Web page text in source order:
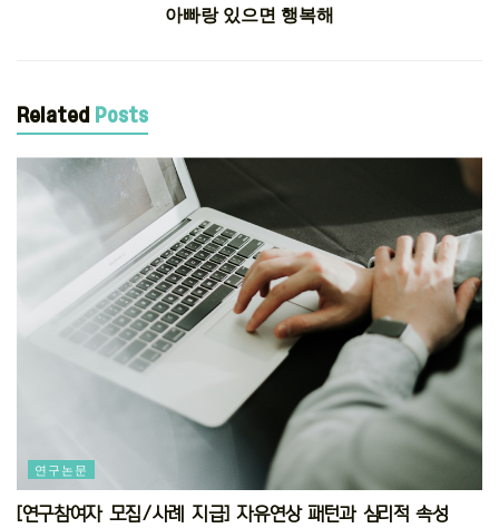
아빠랑 있으면 행복해
Related Posts
연구논문
[연구참여자 모집/사례 지급] 자유연상 패턴과 심리적 속성